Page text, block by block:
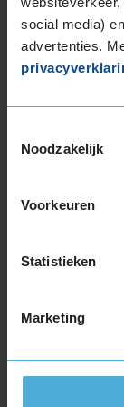
social media)
advertenties.
Noodzakelijk
Voorkeuren
Statistieken
Marketing
Deze band
deze band
De band
met B-
een